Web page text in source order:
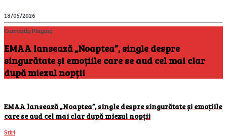
18/05/2026
Currently Playing
EMAA lansează „Noaptea”, single despre
singurătate și emoțiile care se aud cel mai clar
după miezul nopții
EMAA lansează „Noaptea”, single despre singurătate și emoțiile
care se aud cel mai clar după miezul nopții
Stiri